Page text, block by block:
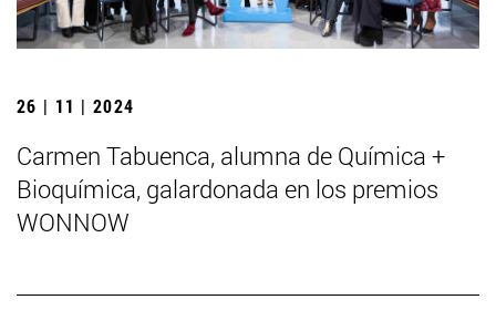
26 | 11 | 2024
Carmen Tabuenca, alumna de Química +
Bioquímica, galardonada en los premios
WONNOW